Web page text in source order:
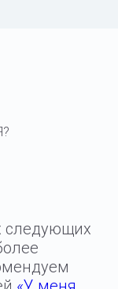
следующих